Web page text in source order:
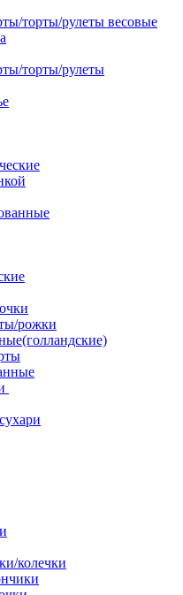
торты/рулеты весовые
торты/рулеты
рожки
колечки